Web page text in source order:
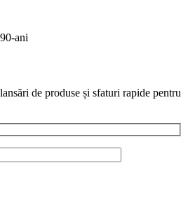
de produse și sfaturi rapide pentru